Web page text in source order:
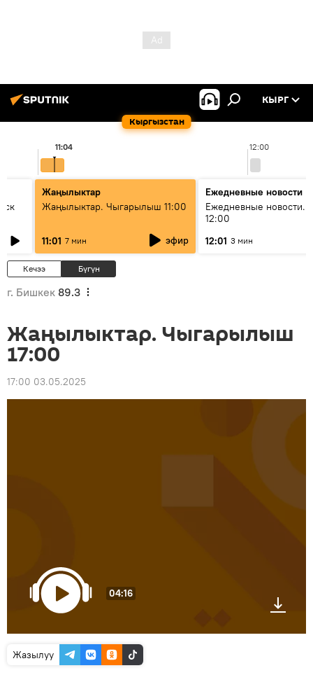
Кыргызстан
КЫРГ
12:00
11:04
Жаңылыктар
Жаңылыктар. Чыгарылыш 11:00
11:01 7 мин эфир
Ежедневные новости
Ежедневные новости.
12:00
12:01 3 мин
Кечээ Бүгүн
г. Бишкек 89.3
Жаңылыктар. Чыгарылыш
17:00
17:00 03.05.2025
04:16
Жазылуу